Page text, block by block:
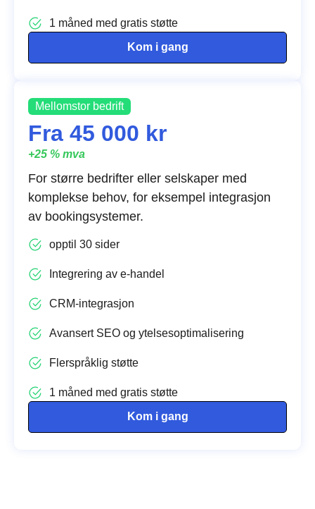
1 måned med gratis støtte
Kom i gang
Mellomstor bedrift
Fra 45 000 kr
+25 % mva
For større bedrifter eller selskaper med
komplekse behov, for eksempel integrasjon
av bookingsystemer.
opptil 30 sider
Integrering av e-handel
CRM-integrasjon
Avansert SEO og ytelsesoptimalisering
Flerspråklig støtte
1 måned med gratis støtte
Kom i gang